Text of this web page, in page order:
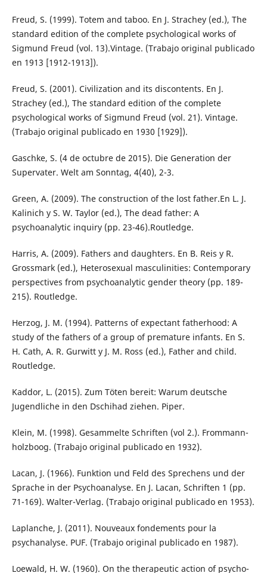
Freud, S. (1999). Totem and taboo. En J. Strachey (ed.), The
standard edition of the complete psychological works of
Sigmund Freud (vol. 13).Vintage. (Trabajo original publicado
en 1913 [1912-1913]).
Freud, S. (2001). Civilization and its discontents. En J.
Strachey (ed.), The standard edition of the complete
psychological works of Sigmund Freud (vol. 21). Vintage.
(Trabajo original publicado en 1930 [1929]).
Gaschke, S. (4 de octubre de 2015). Die Generation der
Supervater. Welt am Sonntag, 4(40), 2-3.
Green, A. (2009). The construction of the lost father.En L. J.
Kalinich y S. W. Taylor (ed.), The dead father: A
psychoanalytic inquiry (pp. 23-46).Routledge.
Harris, A. (2009). Fathers and daughters. En B. Reis y R.
Grossmark (ed.), Heterosexual masculinities: Contemporary
perspectives from psychoanalytic gender theory (pp. 189-
215). Routledge.
Herzog, J. M. (1994). Patterns of expectant fatherhood: A
study of the fathers of a group of premature infants. En S.
H. Cath, A. R. Gurwitt y J. M. Ross (ed.), Father and child.
Routledge.
Kaddor, L. (2015). Zum Töten bereit: Warum deutsche
Jugendliche in den Dschihad ziehen. Piper.
Klein, M. (1998). Gesammelte Schriften (vol 2.). Frommann-
holzboog. (Trabajo original publicado en 1932).
Lacan, J. (1966). Funktion und Feld des Sprechens und der
Sprache in der Psychoanalyse. En J. Lacan, Schriften 1 (pp.
71-169). Walter-Verlag. (Trabajo original publicado en 1953).
Laplanche, J. (2011). Nouveaux fondements pour la
psychanalyse. PUF. (Trabajo original publicado en 1987).
Loewald, H. W. (1960). On the therapeutic action of psycho-